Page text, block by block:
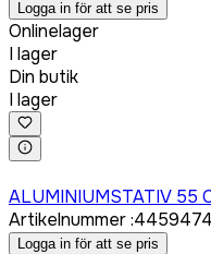
Logga in för att se pris
Onlinelager
I lager
Din butik
I lager
ALUMINIUMSTATIV 55
Artikelnummer:445947
Logga in för att se pris